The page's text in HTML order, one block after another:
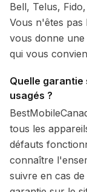
Bell, Telus,
Vous n'êtes pas
vous donne
qui vous
Quelle
usagés ?
tous les
défauts
connaître
suivre en cas